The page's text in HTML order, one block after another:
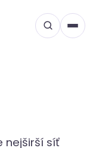
nejširší síť